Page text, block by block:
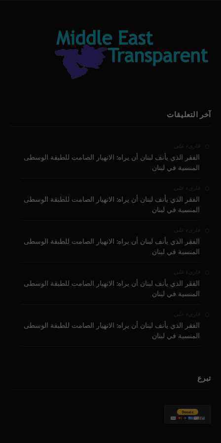
آخر التعليقات
قارىء على
الفقر الذي يأنف لبنان أن يراه: الانهيار الصامت للطبقة الوسطى
المنسية في لبنان
قارىء على
الفقر الذي يأنف لبنان أن يراه: الانهيار الصامت للطبقة الوسطى
المنسية في لبنان
قارىء على
الفقر الذي يأنف لبنان أن يراه: الانهيار الصامت للطبقة الوسطى
المنسية في لبنان
قارىء على
الفقر الذي يأنف لبنان أن يراه: الانهيار الصامت للطبقة الوسطى
المنسية في لبنان
قارىء على
الفقر الذي يأنف لبنان أن يراه: الانهيار الصامت للطبقة الوسطى
المنسية في لبنان
تبرع